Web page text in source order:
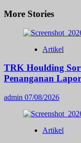
More Stories
Artikel
TRK Houlding
Penanganan
admin 07/08/2026
Artikel